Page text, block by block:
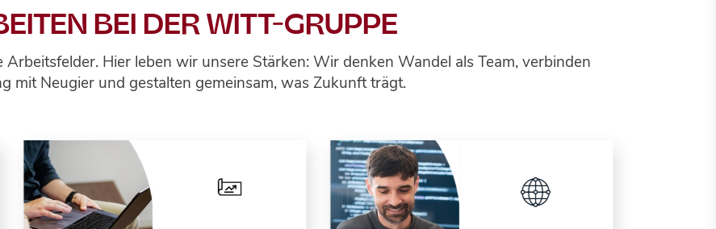
BEI DER WITT-GRUPPE
Hier leben wir unsere Stärken: Wir denken Wandel als Team, verbinden
mit Neugier und gestalten gemeinsam, was Zukunft trägt.